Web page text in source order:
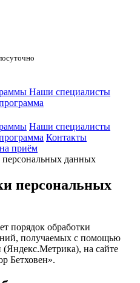
Наши специалисты
Наши специалисты
Контакты
приём
данных
персональных
порядок обработки
получаемых с помощью
(Яндекс.Метрика), на сайте
Бетховен».